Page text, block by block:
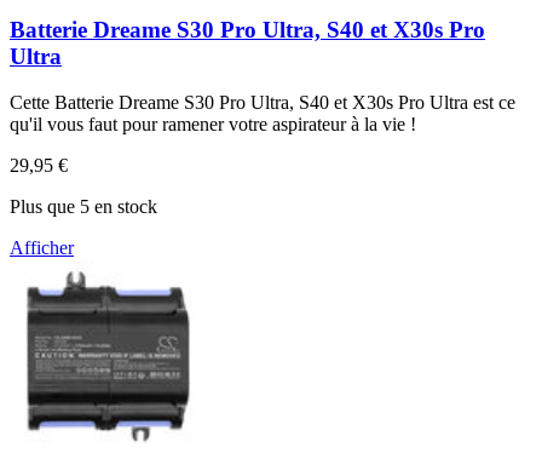
Batterie Dreame S30 Pro Ultra, S40 et X30s Pro
Ultra
Cette Batterie Dreame S30 Pro Ultra, S40 et X30s Pro Ultra est ce
qu'il vous faut pour ramener votre aspirateur à la vie !
29,95 €
Plus que 5 en stock
Afficher